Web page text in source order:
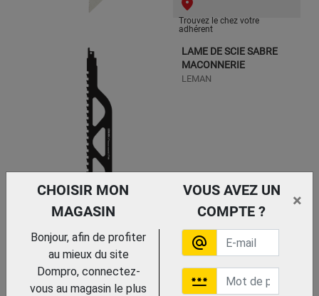
Trouvez le chez votre
adhérent
LAME DE SCIE SABRE
MACONNERIE
LEMAN
Trouvez le chez votre
adhérent
LAME DE SCIE SABRE A PLAQUETTE
CARBURE AUTO-AFFUTABLE K16 X-
TREME
ERKO
CHOISIR MON
MAGASIN
VOUS AVEZ UN
COMPTE ?
×
Bonjour, afin de profiter
au mieux du site
Dompro, connectez-
vous au magasin le plus
alternate_email
password